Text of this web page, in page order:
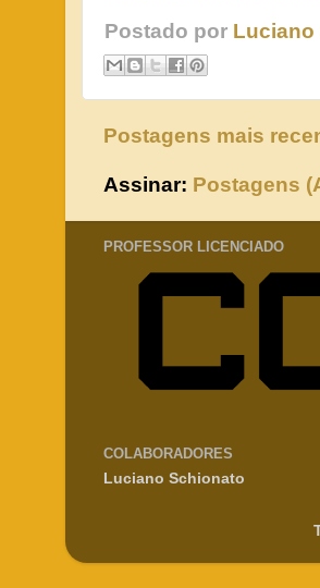
Postado por Luciano
Postagens mais
Assinar: Postagens
PROFESSOR LICENCIADO
COLABORADORES
Luciano Schionato